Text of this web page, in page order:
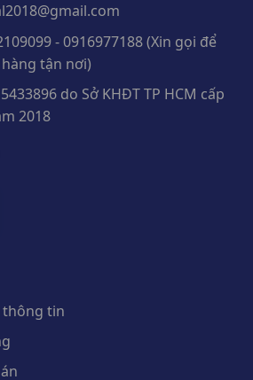
- 0916977188 (Xin gọi để
tận nơi)
do Sở KHĐT TP HCM cấp
2018
thông tin